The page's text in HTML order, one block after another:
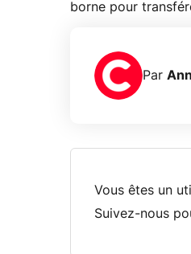
borne pour
Par
Vous êtes un
Suivez-nous